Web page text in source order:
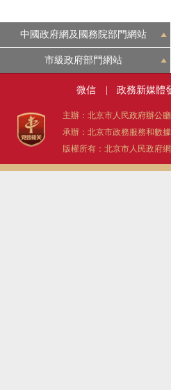
中國政府網及國務院部門網站
市級政府部門網站
微信 政務新媒體
主辦：北京市人民政府辦公廳
承辦：北京市政務服務和數
版權所有：北京市人民政府